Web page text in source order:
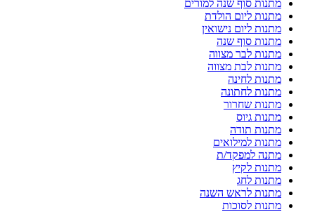
מתנות סוף שנה למורים
מתנות ליום הולדת
מתנות ליום נישואין
מתנות סוף שנה
מתנות לבר מצווה
מתנות לבת מצווה
מתנות לחינה
מתנות לחתונה
מתנות שחרור
מתנות גיוס
מתנות תודה
מתנות למילואים
מתנה למפקד/ת
מתנות לקיץ
מתנות לחג
מתנות לראש השנה
מתנות לסוכות